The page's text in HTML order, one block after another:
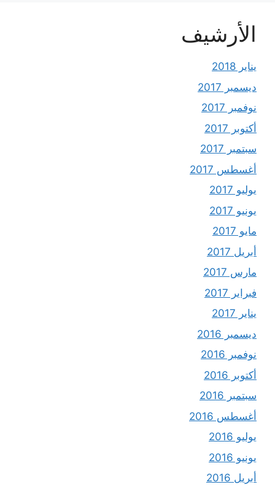
الأرشيف
يناير 2018
ديسمبر 2017
نوفمبر 2017
أكتوبر 2017
سبتمبر 2017
أغسطس 2017
يوليو 2017
يونيو 2017
مايو 2017
أبريل 2017
مارس 2017
فبراير 2017
يناير 2017
ديسمبر 2016
نوفمبر 2016
أكتوبر 2016
سبتمبر 2016
أغسطس 2016
يوليو 2016
يونيو 2016
أبريل 2016